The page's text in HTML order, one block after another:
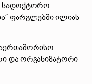
სადოქტორო
ფარგლებში ილიას
და ორგანიზატორი